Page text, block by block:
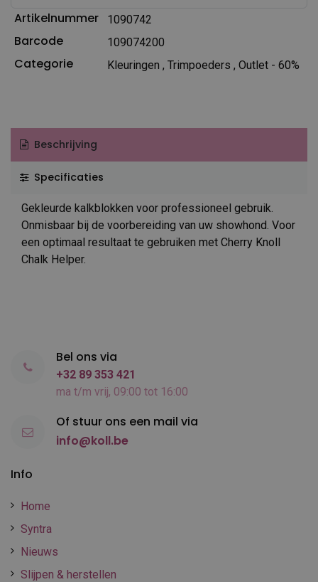
Artikelnummer 1090742
Barcode 109074200
Categorie Kleuringen , Trimpoeders , Outlet - 60%
Beschrijving
Specificaties
Gekleurde kalkblokken voor professioneel gebruik.
Onmisbaar bij de voorbereiding van uw showhond. Voor
een optimaal resultaat te gebruiken met Cherry Knoll
Chalk Helper.
Info
Home
Syntra
Nieuws
Slijpen & herstellen
Bel ons via
+32 89 353 421
ma t/m vrij, 09:00 tot 16:00
Of stuur ons een mail via
info@koll.be